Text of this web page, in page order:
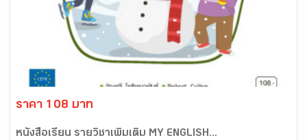
ราคา 108 บาท
หนังสือเรียน รายวิชาเพิ่มเติม MY ENGLISH...